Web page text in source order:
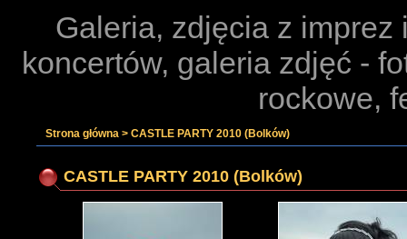
Galeria, zdjęcia z imprez
koncertów, galeria zdjęć -
rockowe,
Strona główna > CASTLE PARTY 2010 (Bolków)
CASTLE PARTY 2010 (Bolków)